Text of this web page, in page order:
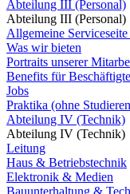
Abteilung III (Personal)
Abteilung III (Personal)
Allgemeine
Was wir bieten
Portraits unserer
Benefits für Beschäftigte
Jobs
Praktika (ohne
Abteilung IV (Technik)
Abteilung IV (Technik)
Leitung
Haus & Betriebstechnik
Elektronik & Medien
Bauunterhaltung &